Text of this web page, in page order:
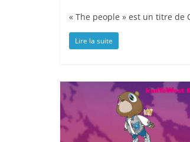
« The people » est un titre de
Lire la suite